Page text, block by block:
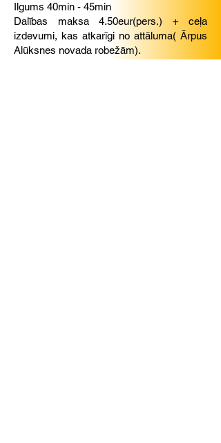
Ilgums 40min - 45min
Dalības maksa 4.50eur(pers.) + ceļa
izdevumi, kas atkarīgi no attāluma( Ārpus
Alūksnes novada robežām).